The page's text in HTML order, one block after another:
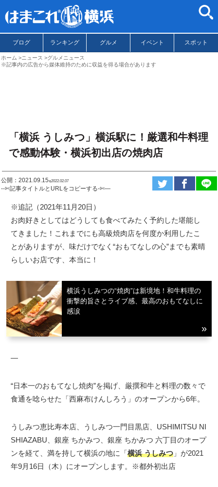
ブログ ランキング グルメ イベント スポット
ホーム ニュース
グルメニュース
※記事内の広告から媒体維持のために収益を得る場合があります
「横浜 うしみつ」横浜駅に！厳選和牛料理
で感動体験・横浜初出店の焼肉店
公開：2021.09.15ಇ2022.02.07
--✄記事タイトルとURLをコピーする-✄—
※追記（2021年11月20日）
お肉好きとしてはどうしても食べてみたく予約した堪能し
てきました！これまでにも高級焼肉店を何度か利用したこ
とがありますが、味だけでなく“おもてなしの心”までも素晴
らしいお店です、本当に！
横浜うしみつの“焼肉”は新境地！和牛料理の
衝撃的旨さとライブ感、最高のおもてなしに
感涙
—
“日本一のおもてなし焼肉”を掲げ、厳撰和牛と料理の数々で
食通を唸らせた「西麻布けんしろう」のオープンから6年。
うしみつ恵比寿本店、うしみつ一門目黒店、USHIMITSU NI
SHIAZABU、銀座 ちかみつ、銀座 ちかみつ 六丁目のオープ
ンを経て、満を持して横浜の地に「横浜 うしみつ 」が2021
年9月16⽇（木）にオープンします。※都外初出店